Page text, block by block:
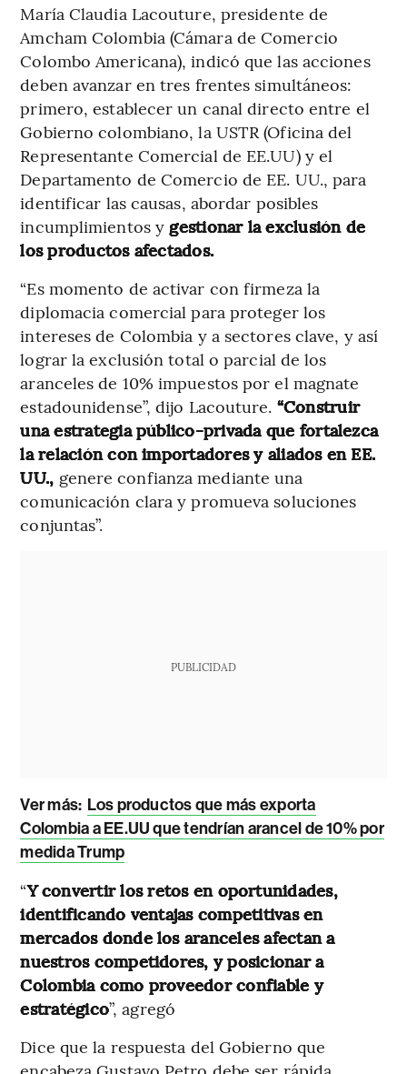
María Claudia Lacouture, presidente de
Amcham Colombia (Cámara de Comercio
Colombo Americana), indicó que las acciones
deben avanzar en tres frentes simultáneos:
primero, establecer un canal directo entre el
Gobierno colombiano, la USTR (Oficina del
Representante Comercial de EE.UU) y el
Departamento de Comercio de EE. UU., para
identificar las causas, abordar posibles
incumplimientos y gestionar la exclusión de
los productos afectados.
“Es momento de activar con firmeza la
diplomacia comercial para proteger los
intereses de Colombia y a sectores clave, y así
lograr la exclusión total o parcial de los
aranceles de 10% impuestos por el magnate
estadounidense”, dijo Lacouture. “Construir
una estrategia público-privada que fortalezca
la relación con importadores y aliados en EE.
UU., genere confianza mediante una
comunicación clara y promueva soluciones
conjuntas”.
PUBLICIDAD
Ver más: Los productos que más exporta
Colombia a EE.UU que tendrían arancel de 10% por
medida Trump
“Y convertir los retos en oportunidades,
identificando ventajas competitivas en
mercados donde los aranceles afectan a
nuestros competidores, y posicionar a
Colombia como proveedor confiable y
estratégico”, agregó
Dice que la respuesta del Gobierno que